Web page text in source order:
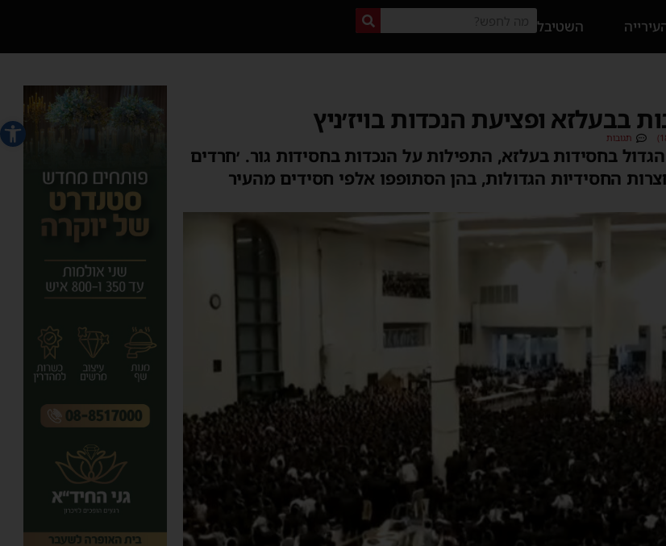
פתח
השטיבל
בבעלזא ופציעת הנכדות בויז׳ניץ
תגובות
בחסידות בעלזא, התפילות על הנכדות בחסידות גור. ׳חרדים
החסידיות הגדולות, בהן הסתופפו אלפי חסידים מהעיר